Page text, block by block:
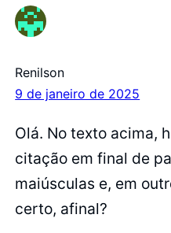
Renilson
9 de janeiro de 2025
Olá. No texto acima,
citação em final de
maiúsculas e, em
certo, afinal?